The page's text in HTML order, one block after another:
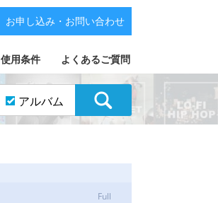
使用条件 よくあるご質問
お申し込み・お問い合わせ
アルバム
Full